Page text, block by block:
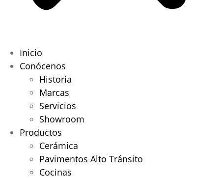
Inicio
Conócenos
Historia
Marcas
Servicios
Showroom
Productos
Cerámica
Pavimentos Alto Tránsito
Cocinas